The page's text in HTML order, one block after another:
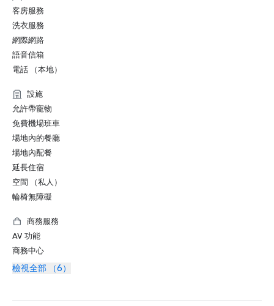
客房服務
洗衣服務
網際網路
語音信箱
電話 （本地）
設施
允許帶寵物
免費機場班車
場地內的餐廳
場地內配餐
延長住宿
空間 （私人）
輪椅無障礙
商務服務
AV 功能
商務中心
檢視全部 （6）